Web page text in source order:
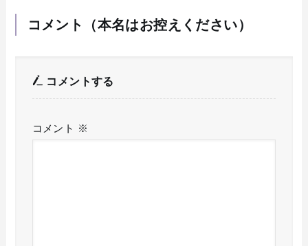
コメント（本名はお控えください）
コメントする
コメント ※